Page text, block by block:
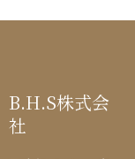
B.H.S株式会
社